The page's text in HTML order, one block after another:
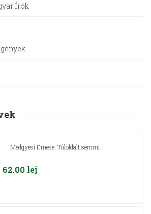
Írók
Medgyesi Emese: Túloldalt semmi
62.00 lej